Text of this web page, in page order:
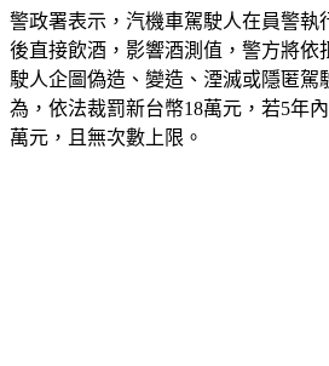
警政署表示，汽機車駕駛人在員警執
後直接飲酒，影響酒測值，警方將依
駛人企圖偽造、變造、湮滅或隱匿駕
為，依法裁罰新台幣18萬元，若5年
萬元，且無次數上限。